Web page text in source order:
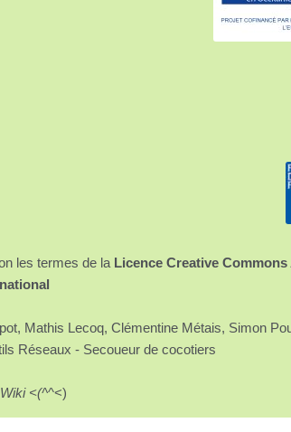
les termes de la Licence Creative
Mathis Lecoq, Clémentine Métais, Simon
Réseaux - Secoueur de cocotiers
<(^^<)